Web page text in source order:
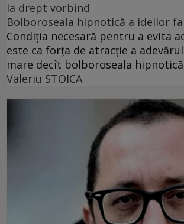
la drept vorbind
Bolboroseala hipnotică a ideilor
Condiția necesară pentru a evita
este ca forța de atracție a
mare decît bolboroseala
Valeriu STOICA